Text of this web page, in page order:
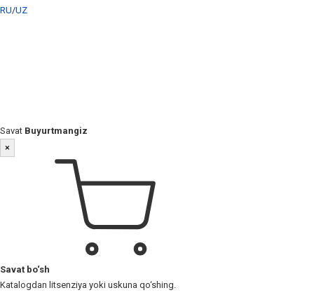
RU/UZ
Savat Buyurtmangiz
×
Savat bo‘sh
Katalogdan litsenziya yoki uskuna qo‘shing.